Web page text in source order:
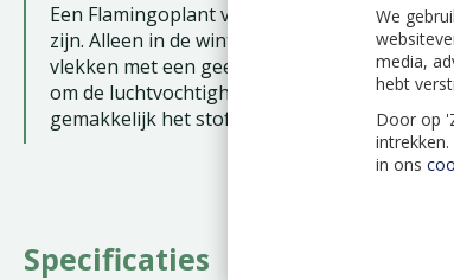
We
media,
hebt
Door op
in ons
Een Flamingoplant verbruikt niet veel water
zijn. Alleen in de wintermaanden mag de
vlekken met een geel randje er omheen,
om de luchtvochtigheid te verhogen waar
gemakkelijk het stof waardoor het blad meer
Specificaties